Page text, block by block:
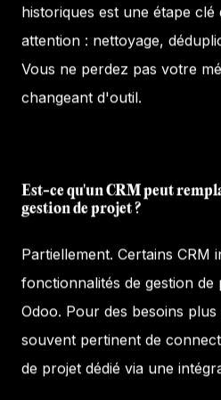
historiques est une étape
attention : nettoyage,
Vous ne perdez pas votre
changeant d'outil.
Est-ce qu'un CRM peut
gestion de projet ?
Partiellement. Certains CRM
fonctionnalités de gestion
Odoo. Pour des besoins
souvent pertinent de
de projet dédié via une